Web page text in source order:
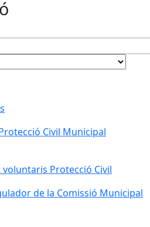
Civil Municipal
voluntaris Protecció Civil
de la Comissió Municipal